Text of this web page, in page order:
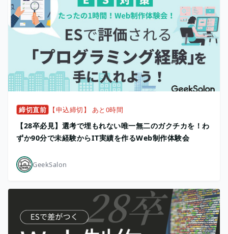
締切直前 【申込締切】 あと0時間
【28卒必見】選考で埋もれない唯一無二のガクチカを！わ
ずか90分で未経験からIT実績を作るWeb制作体験会
GeekSalon